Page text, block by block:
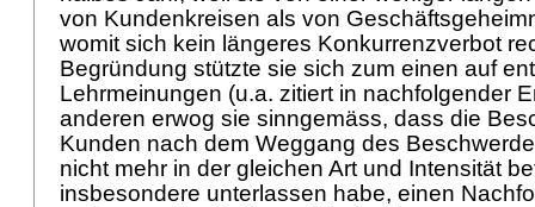
von Kundenkreisen als von
womit sich kein längeres Konkurrenzverbot
Begründung stützte sie sich zum einen auf
Lehrmeinungen (u.a. zitiert in nachfolgender
anderen erwog sie sinngemäss, dass die
Kunden nach dem Weggang des
nicht mehr in der gleichen Art und Intensität
insbesondere unterlassen habe, einen